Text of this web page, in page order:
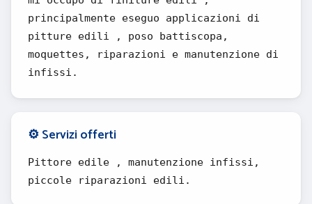
principalmente eseguo applicazioni di
pitture edili , poso battiscopa,
moquettes, riparazioni e manutenzione di
infissi.
⚙️ Servizi offerti
Pittore edile , manutenzione infissi,
piccole riparazioni edili.